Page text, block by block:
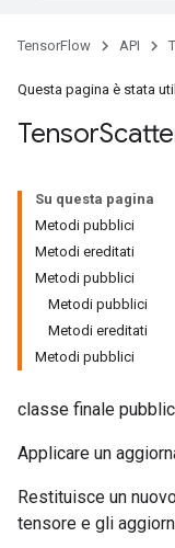
TensorFlow API
Questa pagina è stata
Tensor
Su questa pagina
Metodi pubblici
Metodi ereditati
Metodi pubblici
Metodi pubblici
Metodi ereditati
Metodi pubblici
classe finale
Applicare un
Restituisce un
tensore e gli